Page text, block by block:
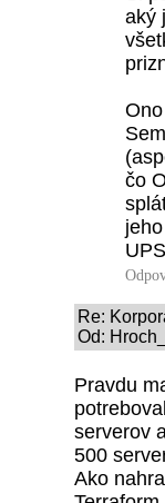
aký
čo
Re:
Od:
Pravdu
serverov
500
Ako